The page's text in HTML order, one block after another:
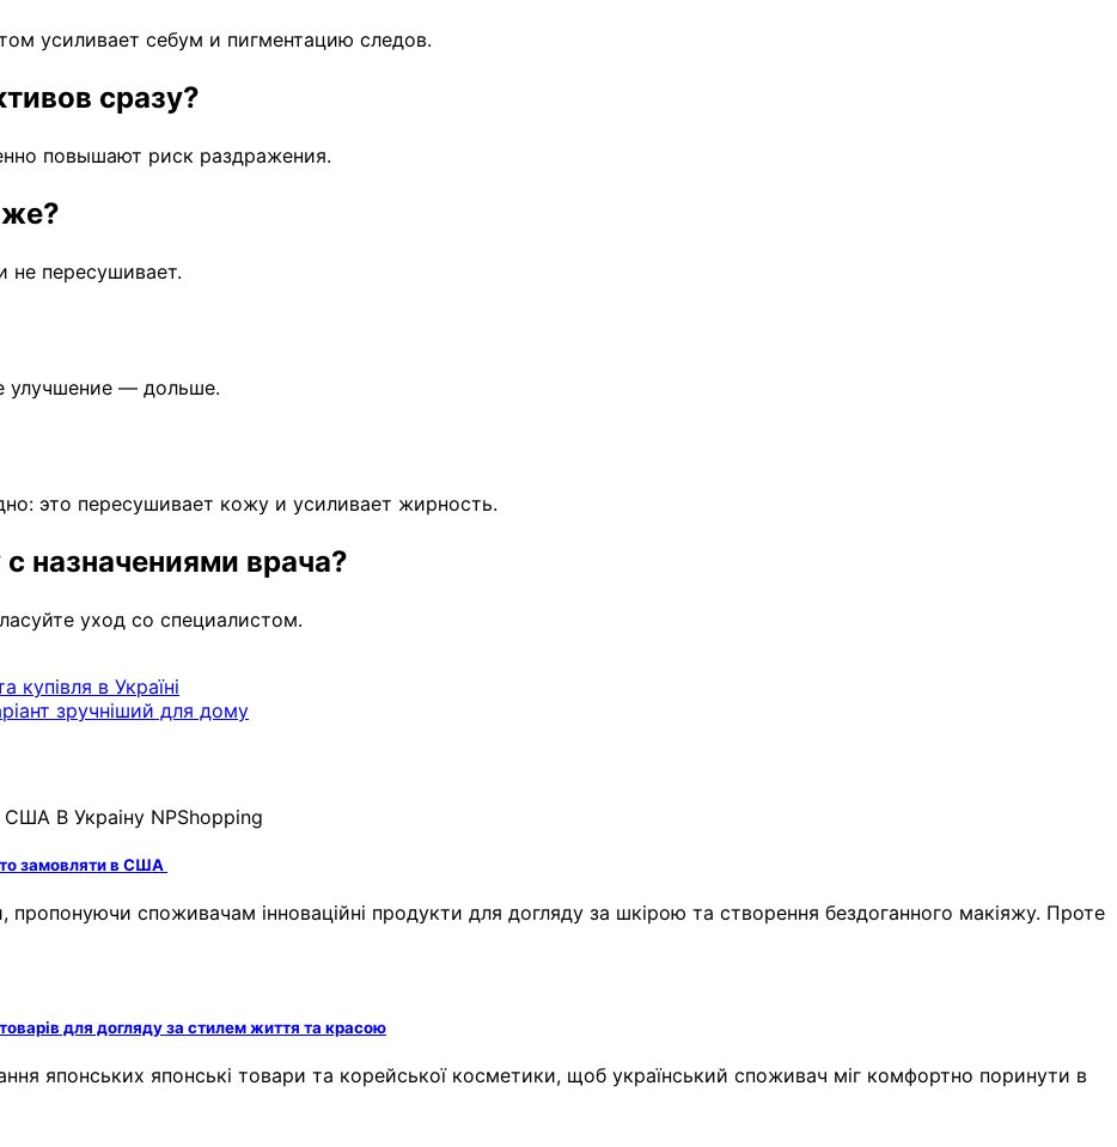
усиливает себум и пигментацию следов.
сразу?
повышают риск раздражения.
не пересушивает.
улучшение — дольше.
это пересушивает кожу и усиливает жирность.
назначениями врача?
уход со специалистом.
в Україні
зручніший для дому
замовляти в США
пропонуючи споживачам інноваційні продукти для догляду за шкірою та створення бездоганного макіяжу. Проте
для догляду за стилем життя та красою
японських японські товари та корейської косметики, щоб український споживач міг комфортно поринути в